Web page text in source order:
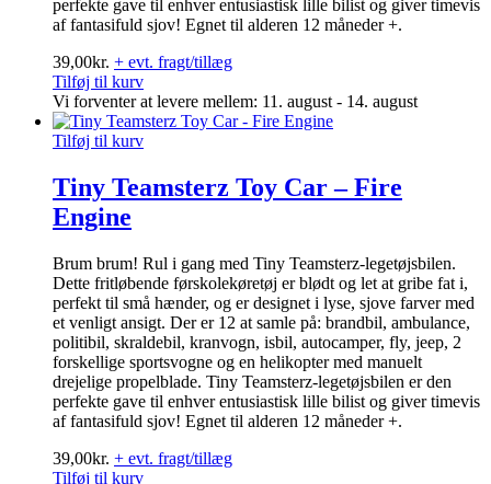
perfekte gave til enhver entusiastisk lille bilist og giver timevis
af fantasifuld sjov! Egnet til alderen 12 måneder +.
39,00kr. + evt. fragt/tillæg
Tilføj til kurv
Vi forventer at levere mellem: 11. august - 14. august
Tilføj til kurv
Tiny Teamsterz Toy Car – Fire
Engine
Brum brum! Rul i gang med Tiny Teamsterz-legetøjsbilen.
Dette fritløbende førskolekøretøj er blødt og let at gribe fat i,
perfekt til små hænder, og er designet i lyse, sjove farver med
et venligt ansigt. Der er 12 at samle på: brandbil, ambulance,
politibil, skraldebil, kranvogn, isbil, autocamper, fly, jeep, 2
forskellige sportsvogne og en helikopter med manuelt
drejelige propelblade. Tiny Teamsterz-legetøjsbilen er den
perfekte gave til enhver entusiastisk lille bilist og giver timevis
af fantasifuld sjov! Egnet til alderen 12 måneder +.
39,00kr. + evt. fragt/tillæg
Tilføj til kurv